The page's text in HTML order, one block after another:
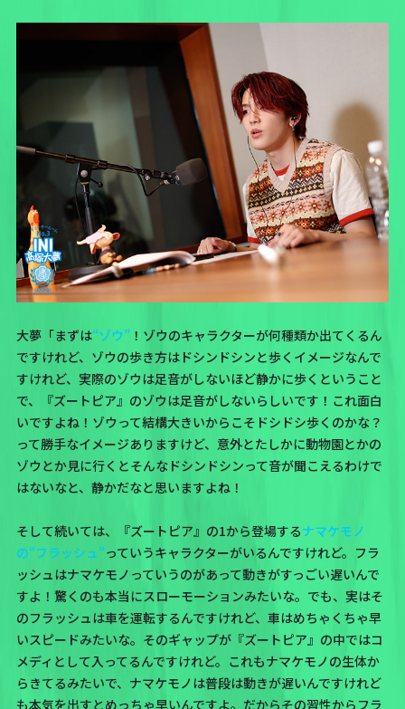
大夢「まずは“ゾウ”！ゾウのキャラクターが何種類か出てくるん
ですけれど、ゾウの歩き方はドシンドシンと歩くイメージなんで
すけれど、実際のゾウは足音がしないほど静かに歩くということ
で、『ズートピア』のゾウは足音がしないらしいです！これ面白
いですよね！ゾウって結構大きいからこそドシドシ歩くのかな？
って勝手なイメージありますけど、意外とたしかに動物園とかの
ゾウとか見に行くとそんなドシンドシンって音が聞こえるわけで
はないなと、静かだなと思いますよね！
そして続いては、『ズートピア』の1から登場するナマケモノ
の“フラッシュ”っていうキャラクターがいるんですけれど。フラ
ッシュはナマケモノっていうのがあって動きがすっごい遅いんで
すよ！驚くのも本当にスローモーションみたいな。でも、実はそ
のフラッシュは車を運転するんですけれど、車はめちゃくちゃ早
いスピードみたいな。そのギャップが『ズートピア』の中ではコ
メディとして入ってるんですけれど。これもナマケモノの生体か
らきてるみたいで、ナマケモノは普段は動きが遅いんですけれど
も本気を出すとめっちゃ早いんですよ。だからその習性からフラ